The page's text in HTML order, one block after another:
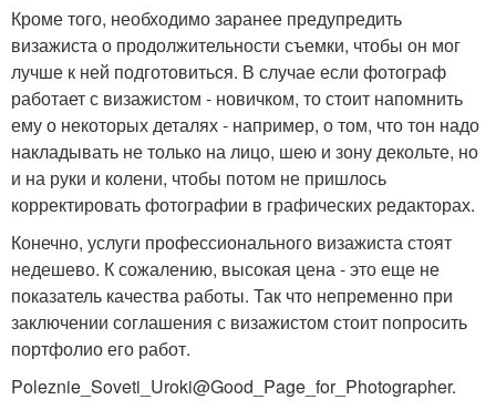
Кроме того, необходимо заранее предупредить
визажиста о продолжительности съемки, чтобы он мог
лучше к ней подготовиться. В случае если фотограф
работает с визажистом - новичком, то стоит напомнить
ему о некоторых деталях - например, о том, что тон надо
накладывать не только на лицо, шею и зону декольте, но
и на руки и колени, чтобы потом не пришлось
корректировать фотографии в графических редакторах.
Конечно, услуги профессионального визажиста стоят
недешево. К сожалению, высокая цена - это еще не
показатель качества работы. Так что непременно при
заключении соглашения с визажистом стоит попросить
портфолио его работ.
Poleznie_Soveti_Uroki@Good_Page_for_Photographer.